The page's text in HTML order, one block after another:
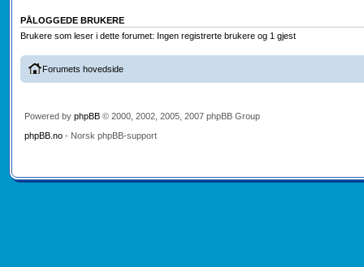
PÅLOGGEDE BRUKERE
Brukere som leser i dette forumet: Ingen registrerte brukere og 1 gjest
Forumets hovedside
Powered by phpBB© 2000, 2002, 2005, 2007 phpBB Group
phpBB.no- Norsk phpBB-support